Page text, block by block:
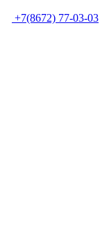
+7(8672) 77-03-03